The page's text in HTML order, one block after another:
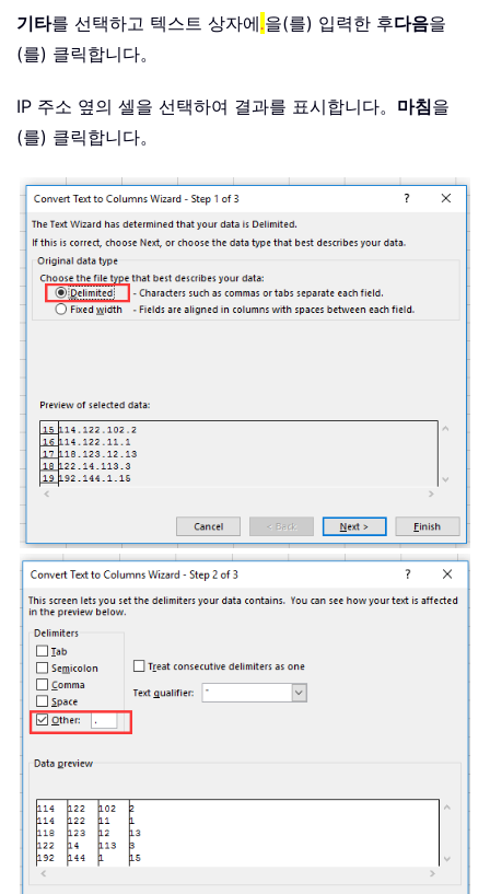
기타를 선택하고 텍스트 상자에.을(를) 입력한 후다음을
(를) 클릭합니다。
IP 주소 옆의 셀을 선택하여 결과를 표시합니다。 마침을
(를) 클릭합니다。